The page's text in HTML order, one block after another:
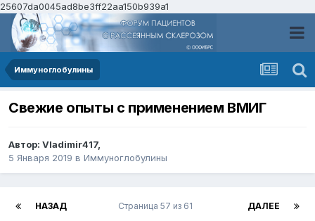
25607da0045ad8be3ff22aa150b939a1
Иммуноглобулины
Свежие опыты с применением ВМИГ
Автор: Vladimir417,
5 Января 2019 в Иммуноглобулины
НАЗАД ДАЛЕЕ
Страница 57 из 61